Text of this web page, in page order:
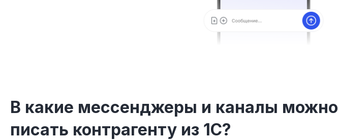
В какие мессенджеры и каналы можно
писать контрагенту из 1С?